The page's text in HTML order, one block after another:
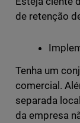
de retenção
Tenha um
comercial.
separada
da empresa